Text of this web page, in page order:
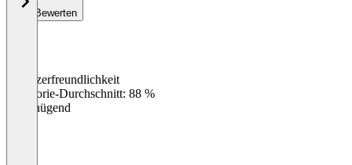
Bewerten
Benutzerfreundlichkeit
Kategorie-Durchschnitt: 88 %
Ungenügend